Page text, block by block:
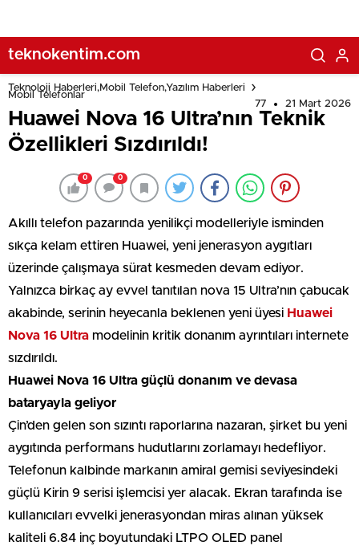
teknokentim.com
Teknoloji Haberleri,Mobil Telefon,Yazılım Haberleri
Mobil Telefonlar
77
21 Mart 2026
Huawei Nova 16 Ultra’nın Teknik
Özellikleri Sızdırıldı!
0 0
Akıllı telefon pazarında yenilikçi modelleriyle isminden
sıkça kelam ettiren Huawei, yeni jenerasyon aygıtları
üzerinde çalışmaya sürat kesmeden devam ediyor.
Yalnızca birkaç ay evvel tanıtılan nova 15 Ultra’nın çabucak
akabinde, serinin heyecanla beklenen yeni üyesi Huawei
Nova 16 Ultra modelinin kritik donanım ayrıntıları internete
sızdırıldı.
Huawei Nova 16 Ultra güçlü donanım ve devasa
bataryayla geliyor
Çin’den gelen son sızıntı raporlarına nazaran, şirket bu yeni
aygıtında performans hudutlarını zorlamayı hedefliyor.
Telefonun kalbinde markanın amiral gemisi seviyesindeki
güçlü Kirin 9 serisi işlemcisi yer alacak. Ekran tarafında ise
kullanıcıları evvelki jenerasyondan miras alınan yüksek
kaliteli 6.84 inç boyutundaki LTPO OLED panel